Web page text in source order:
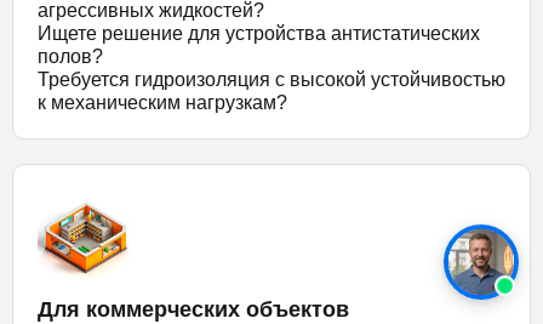
агрессивных жидкостей?
Ищете решение для устройства антистатических
полов?
Требуется гидроизоляция с высокой устойчивостью
к механическим нагрузкам?
Для коммерческих объектов